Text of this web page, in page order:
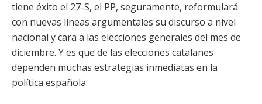
tiene éxito el 27-S, el PP, seguramente, reformulará
con nuevas líneas argumentales su discurso a nivel
nacional y cara a las elecciones generales del mes de
diciembre. Y es que de las elecciones catalanes
dependen muchas estrategias inmediatas en la
política española.